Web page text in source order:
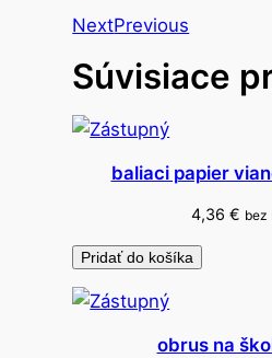
e
u
k
+
5
x
NextPrevious
Súvisiace
baliaci papier
4,36 € bez
Pridať do košíka
obrus na